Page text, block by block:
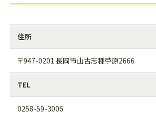
住所
〒947-0201 長岡市山古志種苧原2666
TEL
0258-59-3006